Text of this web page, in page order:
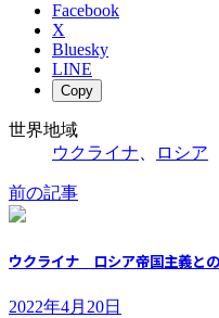
Facebook
X
Bluesky
LINE
Copy
世界地域
ウクライナ
ロシア
前の記事
ウクライナ ロシア帝国主義と
2022年4月20日